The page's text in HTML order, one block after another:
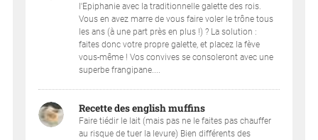
l'Epiphanie avec la traditionnelle galette des rois.
Vous en avez marre de vous faire voler le trône tous
les ans (à une part près en plus !) ? La solution :
faites donc votre propre galette, et placez la fève
vous-même ! Vos convives se consoleront avec une
superbe frangipane....
Recette des english muffins
Faire tiédir le lait (mais pas ne le faites pas chauffer
au risque de tuer la levure) Bien différents des